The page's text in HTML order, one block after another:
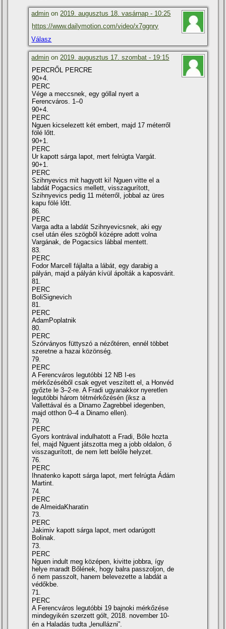
admin on2019. augusztus 18. vasárnap - 10:25
https://www.dailymotion.com/video/x7ggnry
Válasz
admin on2019. augusztus 17. szombat - 19:15
PERCRŐL PERCRE
90+4.
PERC
Vége a meccsnek, egy góllal nyert a
Ferencváros. 1–0
90+4.
PERC
Nguen kicselezett két embert, majd 17 méterről
fölé lőtt.
90+1.
PERC
Ur kapott sárga lapot, mert felrúgta Vargát.
90+1.
PERC
Szihnyevics mit hagyott ki! Nguen vitte el a
labdát Pogacsics mellett, visszagurí­tott,
Szihnyevics pedig 11 méterről, jobbal az üres
kapu fölé lőtt.
86.
PERC
Varga adta a labdát Szihnyevicsnek, aki egy
csel után éles szögből középre adott volna
Vargának, de Pogacsics lábbal mentett.
83.
PERC
Fodor Marcell fájlalta a lábát, egy darabig a
pályán, majd a pályán kí­vül ápolták a kaposvárit.
81.
PERC
BoliSignevich
81.
PERC
AdamPoplatnik
80.
PERC
Szórványos füttyszó a nézőtéren, ennél többet
szeretne a hazai közönség.
79.
PERC
A Ferencváros legutóbbi 12 NB I-es
mérkőzéséből csak egyet veszí­tett el, a Honvéd
győzte le 3–2-re. A Fradi ugyanakkor nyeretlen
legutóbbi három tétmérkőzésén (iksz a
Vallettával és a Dinamo Zagrebbel idegenben,
majd otthon 0–4 a Dinamo ellen).
79.
PERC
Gyors kontrával indulhatott a Fradi, Bőle hozta
fel, majd Nguent játszotta meg a jobb oldalon, ő
visszagurí­tott, de nem lett belőle helyzet.
76.
PERC
Ihnatenko kapott sárga lapot, mert felrúgta Ádám
Martint.
74.
PERC
de AlmeidaKharatin
73.
PERC
Jakimiv kapott sárga lapot, mert odarúgott
Bolinak.
73.
PERC
Nguen indult meg középen, kivitte jobbra, í­gy
helye maradt Bőlének, hogy balra passzoljon, de
ő nem passzolt, hanem belevezette a labdát a
védőkbe.
71.
PERC
A Ferencváros legutóbbi 19 bajnoki mérkőzése
mindegyikén szerzett gólt, 2018. november 10-
én a Haladás tudta „lenullázni”.